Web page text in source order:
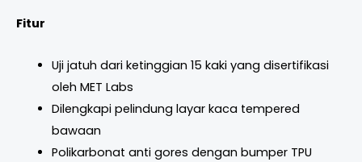
Fitur
Uji jatuh dari ketinggian 15 kaki yang disertifikasi
oleh MET Labs
Dilengkapi pelindung layar kaca tempered
bawaan
Polikarbonat anti gores dengan bumper TPU